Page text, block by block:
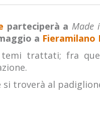
parteciperà a Made
a Fieramilano
trattati; fra
si troverà al